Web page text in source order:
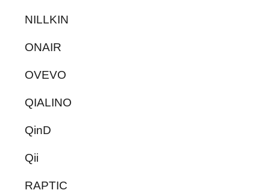
NILLKIN
ONAIR
OVEVO
QIALINO
QinD
Qii
RAPTIC